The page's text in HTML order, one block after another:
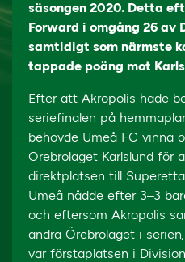
säsongen 2020. Detta
Forward i omgång 26 av
samtidigt som närmste
tappade poäng mot
Efter att Akropolis hade
seriefinalen på
behövde Umeå FC vinna
Örebrolaget Karlslund för
direktplatsen till
Umeå nådde efter 3–3
och eftersom Akropolis
andra Örebrolaget i
var förstaplatsen i